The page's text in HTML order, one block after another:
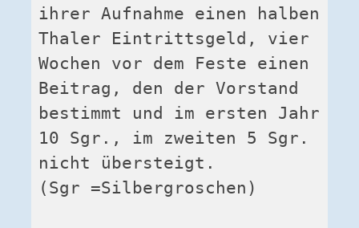
ihrer Aufnahme einen halben
Thaler Eintrittsgeld, vier
Wochen vor dem Feste einen
Beitrag, den der Vorstand
bestimmt und im ersten Jahr
10 Sgr., im zweiten 5 Sgr.
nicht übersteigt.
(Sgr =Silbergroschen)